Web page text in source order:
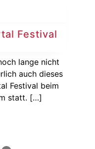
lange nicht
dieses
beim
[…]